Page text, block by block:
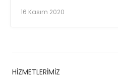
16 Kasım 2020
HIZMETLERIMIZ